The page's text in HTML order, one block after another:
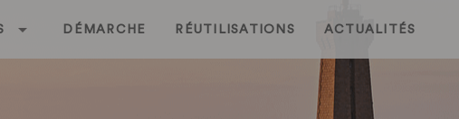
DÉMARCHE RÉUTILISATIONS ACTUALITÉS